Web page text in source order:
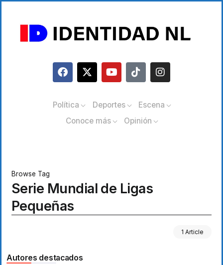
Política Deportes
Escena
Conoce más
Opinión
Browse Tag
Serie Mundial de Ligas
Pequeñas
1 Article
Autores destacados